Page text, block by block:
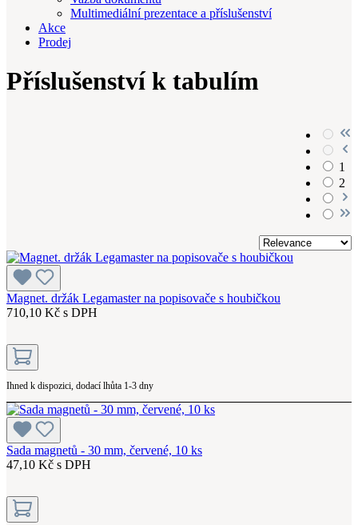
Multimediální prezentace a příslušenství
Akce
Prodej
Příslušenství k tabulím
1
2
Magnet. držák Legamaster na popisovače s houbičkou
710,10 Kč s DPH
Ihned k dispozici, dodací lhůta 1-3 dny
Sada magnetů - 30 mm, červené, 10 ks
47,10 Kč s DPH